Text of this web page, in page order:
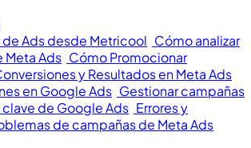
Ads desde Metricool Cómo analizar
Meta Ads Cómo Promocionar
y Resultados en Meta Ads
en Google Ads Gestionar campañas
clave de Google Ads Errores y
de campañas de Meta Ads